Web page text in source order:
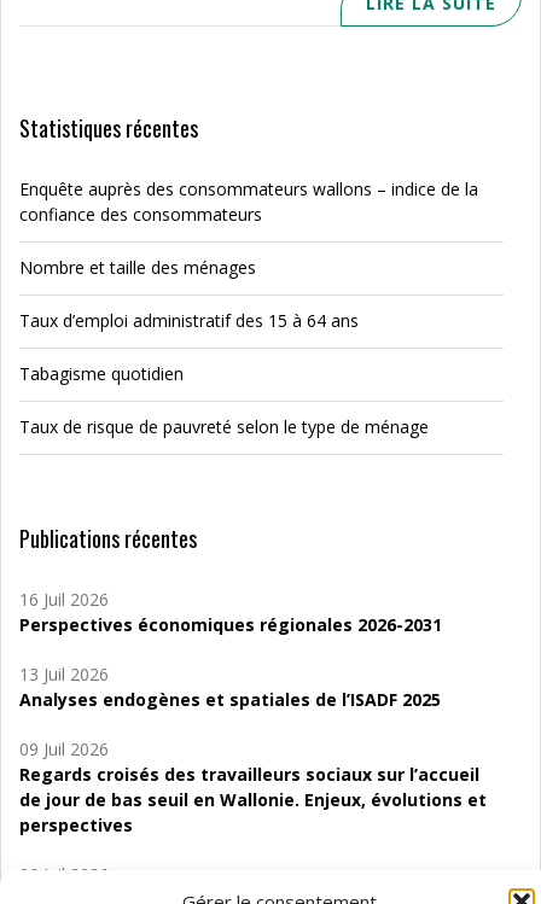
Statistiques récentes
Enquête auprès des consommateurs wallons – indice de la
confiance des consommateurs
Nombre et taille des ménages
Taux d’emploi administratif des 15 à 64 ans
Tabagisme quotidien
Taux de risque de pauvreté selon le type de ménage
Publications récentes
16 Juil 2026
Perspectives économiques régionales 2026-2031
13 Juil 2026
Analyses endogènes et spatiales de l’ISADF 2025
09 Juil 2026
Regards croisés des travailleurs sociaux sur l’accueil
de jour de bas seuil en Wallonie. Enjeux, évolutions et
perspectives
06 Juil 2026